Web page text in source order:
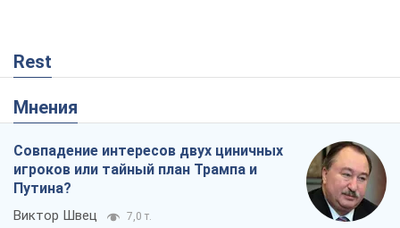
Rest
Мнения
Совпадение интересов двух циничных
игроков или тайный план Трампа и
Путина?
Виктор Швец 7,0 т.